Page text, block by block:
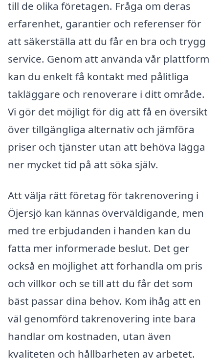
till de olika företagen. Fråga om deras
erfarenhet, garantier och referenser för
att säkerställa att du får en bra och trygg
service. Genom att använda vår plattform
kan du enkelt få kontakt med pålitliga
takläggare och renoverare i ditt område.
Vi gör det möjligt för dig att få en översikt
över tillgängliga alternativ och jämföra
priser och tjänster utan att behöva lägga
ner mycket tid på att söka själv.
Att välja rätt företag för takrenovering i
Öjersjö kan kännas överväldigande, men
med tre erbjudanden i handen kan du
fatta mer informerade beslut. Det ger
också en möjlighet att förhandla om pris
och villkor och se till att du får det som
bäst passar dina behov. Kom ihåg att en
väl genomförd takrenovering inte bara
handlar om kostnaden, utan även
kvaliteten och hållbarheten av arbetet.